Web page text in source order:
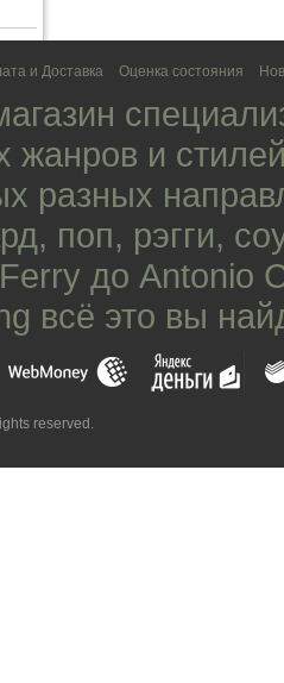
и Доставка Оценка состояния
жанров и
разных
, поп, рэгги,
до Antonio
всё это вы
reserved.